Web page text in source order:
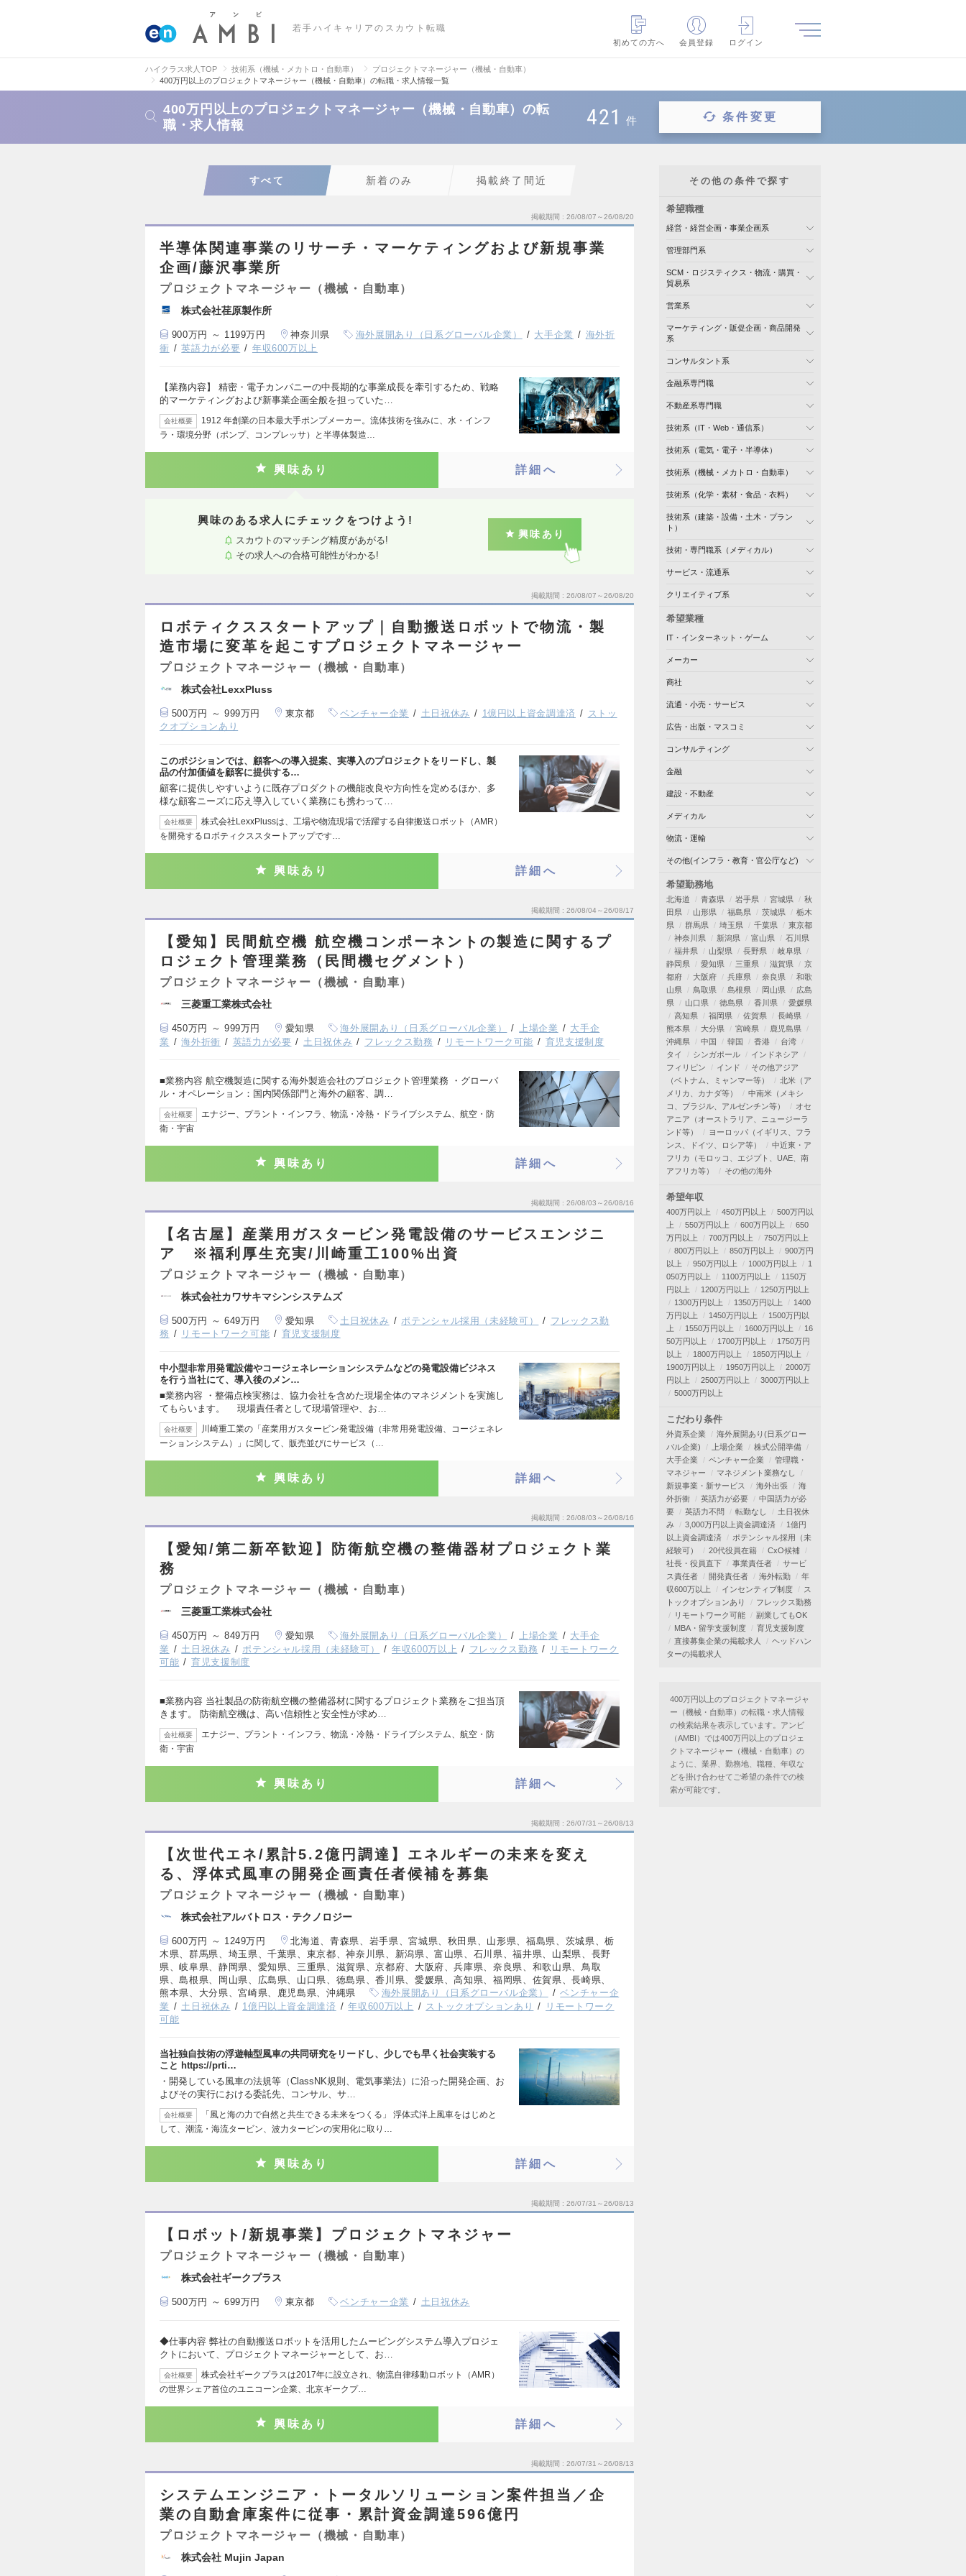
若手ハイキャリアのスカウト転職
初めての方へ
会員登録 ログイン
ハイクラス求人TOP 技術系（機械・メカトロ・自動車）
プロジェクトマネージャー（機械・自動車）
400万円以上のプロジェクトマネージャー（機械・自動車）の転職・求人情報一覧
400万円以上のプロジェクトマネージャー（機械・自動車）の転
職・求人情報
421 件 条件変更
すべて 新着のみ 掲載終了間近
掲載期間 26/08/07～26/08/20
半導体関連事業のリサーチ・マーケティングおよび新規事業
企画/藤沢事業所
プロジェクトマネージャー（機械・自動車）
株式会社荏原製作所
900万円 ～ 1199万円 神奈川県 海外展開あり（日系グローバル企業） 大手企業
海外折
衝
英語力が必要 年収600万以上
【業務内容】 精密・電子カンパニーの中長期的な事業成長を牽引するため、戦略
的マーケティングおよび新事業企画全般を担っていた…
会社概要
1912 年創業の日本最大手ポンプメーカー。流体技術を強みに、水・インフ
ラ・環境分野（ポンプ、コンプレッサ）と半導体製造…
興味あり 詳細へ
興味のある求人にチェックをつけよう!
スカウトのマッチング精度があがる!
その求人への合格可能性がわかる!
興味あり
掲載期間 26/08/07～26/08/20
ロボティクススタートアップ｜自動搬送ロボットで物流・製
造市場に変革を起こすプロジェクトマネージャー
プロジェクトマネージャー（機械・自動車）
株式会社LexxPluss
500万円 ～ 999万円 東京都 ベンチャー企業 土日祝休み 1億円以上資金調達済
ストッ
クオプションあり
このポジションでは、顧客への導入提案、実導入のプロジェクトをリードし、製
品の付加価値を顧客に提供する…
顧客に提供しやすいように既存プロダクトの機能改良や方向性を定めるほか、多
様な顧客ニーズに応え導入していく業務にも携わって…
会社概要
株式会社LexxPlussは、工場や物流現場で活躍する自律搬送ロボット（AMR）
を開発するロボティクススタートアップです…
興味あり 詳細へ
掲載期間 26/08/04～26/08/17
【愛知】民間航空機 航空機コンポーネントの製造に関するプ
ロジェクト管理業務（民間機セグメント）
プロジェクトマネージャー（機械・自動車）
三菱重工業株式会社
450万円 ～ 999万円 愛知県 海外展開あり（日系グローバル企業） 上場企業
大手企
業
海外折衝 英語力が必要 土日祝休み フレックス勤務 リモートワーク可能 育児支援制度
■業務内容 航空機製造に関する海外製造会社のプロジェクト管理業務 ・グローバ
ル・オペレーション：国内関係部門と海外の顧客、調…
会社概要
エナジー、プラント・インフラ、物流・冷熱・ドライブシステム、航空・防
衛・宇宙
興味あり 詳細へ
掲載期間 26/08/03～26/08/16
【名古屋】産業用ガスタービン発電設備のサービスエンジニ
ア ※福利厚生充実/川崎重工100%出資
プロジェクトマネージャー（機械・自動車）
株式会社カワサキマシンシステムズ
500万円 ～ 649万円 愛知県 土日祝休み ポテンシャル採用（未経験可）
フレックス勤
務
リモートワーク可能 育児支援制度
中小型非常用発電設備やコージェネレーションシステムなどの発電設備ビジネス
を行う当社にて、導入後のメン…
■業務内容 ・整備点検実務は、協力会社を含めた現場全体のマネジメントを実施し
てもらいます。 現場責任者として現場管理や、お…
会社概要
川崎重工業の「産業用ガスタービン発電設備（非常用発電設備、コージェネレ
ーションシステム）」に関して、販売並びにサービス（…
興味あり 詳細へ
掲載期間 26/08/03～26/08/16
【愛知/第二新卒歓迎】防衛航空機の整備器材プロジェクト業
務
プロジェクトマネージャー（機械・自動車）
三菱重工業株式会社
450万円 ～ 849万円 愛知県 海外展開あり（日系グローバル企業） 上場企業
大手企
業
土日祝休み ポテンシャル採用（未経験可） 年収600万以上 フレックス勤務
リモートワーク
可能
育児支援制度
■業務内容 当社製品の防衛航空機の整備器材に関するプロジェクト業務をご担当頂
きます。 防衛航空機は、高い信頼性と安全性が求め…
会社概要
エナジー、プラント・インフラ、物流・冷熱・ドライブシステム、航空・防
衛・宇宙
興味あり 詳細へ
掲載期間 26/07/31～26/08/13
【次世代エネ/累計5.2億円調達】エネルギーの未来を変え
る、浮体式風車の開発企画責任者候補を募集
プロジェクトマネージャー（機械・自動車）
株式会社アルバトロス・テクノロジー
600万円 ～ 1249万円
北海道、青森県、岩手県、宮城県、秋田県、山形県、福島県、茨城県、栃
木県、群馬県、埼玉県、千葉県、東京都、神奈川県、新潟県、富山県、石川県、福井県、山梨県、長野
県、岐阜県、静岡県、愛知県、三重県、滋賀県、京都府、大阪府、兵庫県、奈良県、和歌山県、鳥取
県、島根県、岡山県、広島県、山口県、徳島県、香川県、愛媛県、高知県、福岡県、佐賀県、長崎県、
熊本県、大分県、宮崎県、鹿児島県、沖縄県
海外展開あり（日系グローバル企業）
ベンチャー企
業
土日祝休み 1億円以上資金調達済 年収600万以上 ストックオプションあり
リモートワーク
可能
当社独自技術の浮遊軸型風車の共同研究をリードし、少しでも早く社会実装する
こと https://prti…
・開発している風車の法規等（ClassNK規則、電気事業法）に沿った開発企画、お
よびその実行における委託先、コンサル、サ…
会社概要
「風と海の力で自然と共生できる未来をつくる」 浮体式洋上風車をはじめと
して、潮流・海流タービン、波力タービンの実用化に取り…
興味あり 詳細へ
掲載期間 26/07/31～26/08/13
【ロボット/新規事業】プロジェクトマネジャー
プロジェクトマネージャー（機械・自動車）
株式会社ギークプラス
500万円 ～ 699万円 東京都 ベンチャー企業 土日祝休み
◆仕事内容 弊社の自動搬送ロボットを活用したムービングシステム導入プロジェ
クトにおいて、プロジェクトマネージャーとして、お…
会社概要
株式会社ギークプラスは2017年に設立され、物流自律移動ロボット（AMR）
の世界シェア首位のユニコーン企業、北京ギークプ…
興味あり 詳細へ
掲載期間 26/07/31～26/08/13
システムエンジニア・トータルソリューション案件担当／企
業の自動倉庫案件に従事・累計資金調達596億円
プロジェクトマネージャー（機械・自動車）
株式会社 Mujin Japan
その他の条件で探す
希望職種
経営・経営企画・事業企画系
管理部門系
SCM・ロジスティクス・物流・購買・
貿易系
営業系
マーケティング・販促企画・商品開発
系
コンサルタント系
金融系専門職
不動産系専門職
技術系（IT・Web・通信系）
技術系（電気・電子・半導体）
技術系（機械・メカトロ・自動車）
技術系（化学・素材・食品・衣料）
技術系（建築・設備・土木・プラン
ト）
技術・専門職系（メディカル）
サービス・流通系
クリエイティブ系
希望業種
IT・インターネット・ゲーム
メーカー
商社
流通・小売・サービス
広告・出版・マスコミ
コンサルティング
金融
建設・不動産
メディカル
物流・運輸
その他(インフラ・教育・官公庁など)
希望勤務地
北海道 青森県 岩手県 宮城県
秋
田県
山形県 福島県 茨城県
栃木
県
群馬県 埼玉県 千葉県
東京都
神奈川県
新潟県 富山県
石川県
福井県
山梨県 長野県
岐阜県
静岡県
愛知県 三重県 滋賀県
京
都府
大阪府 兵庫県 奈良県
和歌
山県
鳥取県 島根県 岡山県
広島
県
山口県 徳島県 香川県
愛媛県
高知県
福岡県 佐賀県
長崎県
熊本県
大分県 宮崎県
鹿児島県
沖縄県
中国 韓国 香港
台湾
タイ
シンガポール
インドネシア
フィリピン
インド
その他アジア
（ベトナム、ミャンマー等）
北米（ア
メリカ、カナダ等）
中南米（メキシ
コ、ブラジル、アルゼンチン等）
オセ
アニア（オーストラリア、ニュージーラ
ンド等）
ヨーロッパ（イギリス、フラ
ンス、ドイツ、ロシア等）
中近東・ア
フリカ（モロッコ、エジプト、UAE、南
アフリカ等）
その他の海外
希望年収
400万円以上 450万円以上
500万円以
上
550万円以上 600万円以上
650
万円以上
700万円以上
750万円以上
800万円以上
850万円以上
900万円
以上
950万円以上 1000万円以上
1
050万円以上
1100万円以上
1150万
円以上
1200万円以上
1250万円以上
1300万円以上
1350万円以上
1400
万円以上
1450万円以上
1500万円以
上
1550万円以上 1600万円以上
16
50万円以上
1700万円以上
1750万円
以上
1800万円以上
1850万円以上
1900万円以上
1950万円以上
2000万
円以上
2500万円以上
3000万円以上
5000万円以上
こだわり条件
外資系企業
海外展開あり(日系グロー
バル企業)
上場企業
株式公開準備
大手企業
ベンチャー企業
管理職・
マネジャー
マネジメント業務なし
新規事業・新サービス
海外出張
海
外折衝
英語力が必要
中国語力が必
要
英語力不問 転勤なし
土日祝休
み
3,000万円以上資金調達済
1億円
以上資金調達済
ポテンシャル採用（未
経験可）
20代役員在籍
CxO候補
社長・役員直下
事業責任者
サービ
ス責任者
開発責任者 海外転勤
年
収600万以上
インセンティブ制度
ス
トックオプションあり
フレックス勤務
リモートワーク可能
副業してもOK
MBA・留学支援制度
育児支援制度
直接募集企業の掲載求人
ヘッドハン
ターの掲載求人
400万円以上のプロジェクトマネージャ
ー（機械・自動車）の転職・求人情報
の検索結果を表示しています。アンビ
（AMBI）では400万円以上のプロジェ
クトマネージャー（機械・自動車）の
ように、業界、勤務地、職種、年収な
どを掛け合わせてご希望の条件での検
索が可能です。